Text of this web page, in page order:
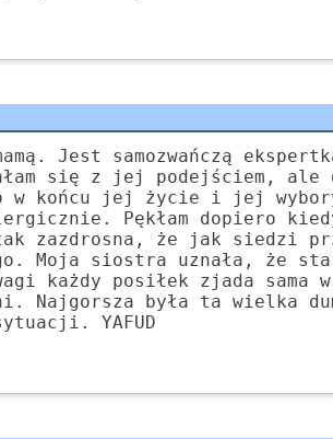
Jest samozwańczą
się z jej podejściem, ale
w końcu jej życie i jej
Pękłam dopiero
zazdrosna, że jak siedzi
Moja siostra uznała, że
każdy posiłek zjada sama
była ta wielka
YAFUD